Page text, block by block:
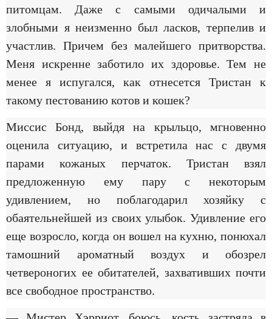
питомцам. Даже с самыми одичалыми и
злобными я неизменно был ласков, терпелив и
участлив. Причем без малейшего притворства.
Меня искренне заботило их здоровье. Тем не
менее я испугался, как отнесется Тристан к
такому пестованию котов и кошек?
Миссис Бонд, выйдя на крыльцо, мгновенно
оценила ситуацию, и встретила нас с двумя
парами кожаных перчаток. Тристан взял
предложенную ему пару с некоторым
удивлением, но поблагодарил хозяйку с
обаятельнейшей из своих улыбок. Удивление его
еще возросло, когда он вошел на кухню, понюхал
тамошний ароматный воздух и обозрел
четвероногих ее обитателей, захвативших почти
все свободное пространство.